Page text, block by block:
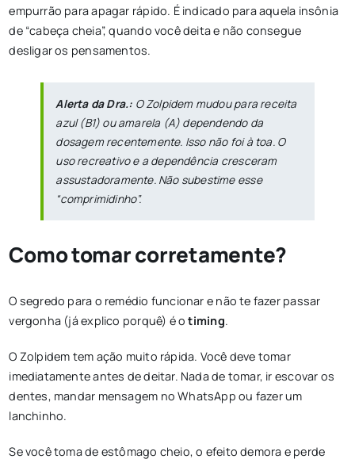
empurrão para apagar rápido. É indicado para aquela insônia
de “cabeça cheia”, quando você deita e não consegue
desligar os pensamentos.
Alerta da Dra.: O Zolpidem mudou para receita
azul (B1) ou amarela (A) dependendo da
dosagem recentemente. Isso não foi à toa. O
uso recreativo e a dependência cresceram
assustadoramente. Não subestime esse
“comprimidinho”.
Como tomar corretamente?
O segredo para o remédio funcionar e não te fazer passar
vergonha (já explico porquê) é otiming.
O Zolpidem tem ação muito rápida. Você deve tomar
imediatamente antes de deitar. Nada de tomar, ir escovar os
dentes, mandar mensagem no WhatsApp ou fazer um
lanchinho.
Se você toma de estômago cheio, o efeito demora e perde